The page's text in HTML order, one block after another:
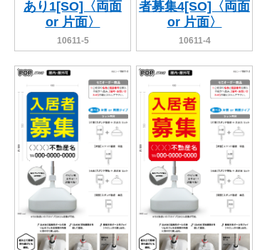
あり1[SO]〈両面
or 片面〉
10611-5
者募集4[SO]〈両面
or 片面〉
10611-4